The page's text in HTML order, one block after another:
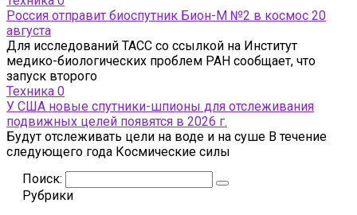
Россия отправит биоспутник Бион-М №2 в космос 20
августа
Для исследований ТАСС со ссылкой на Институт
медико-биологических проблем РАН сообщает, что
запуск второго
Техника 0
У США новые спутники-шпионы для отслеживания
подвижных целей появятся в 2026 г.
Будут отслеживать цели на воде и на суше В течение
следующего года Космические силы
Поиск:
Рубрики